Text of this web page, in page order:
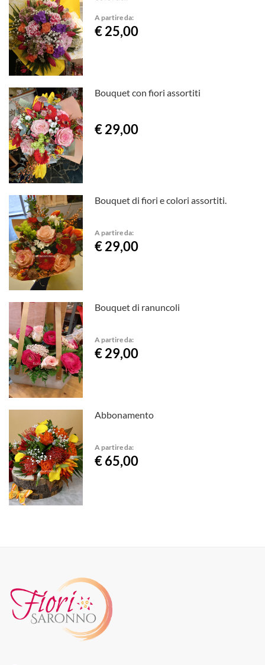
A partire da:
€ 25,00
Bouquet con fiori assortiti
€ 29,00
Bouquet di fiori e colori assortiti.
A partire da:
€ 29,00
Bouquet di ranuncoli
A partire da:
€ 29,00
Abbonamento
A partire da:
€ 65,00